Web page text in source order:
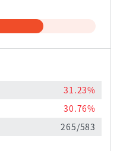
31.23%
30.76%
265/583